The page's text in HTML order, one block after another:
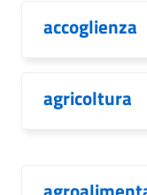
accoglienza
agricoltura